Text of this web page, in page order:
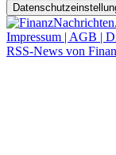
Impressum | AGB |
RSS-News von